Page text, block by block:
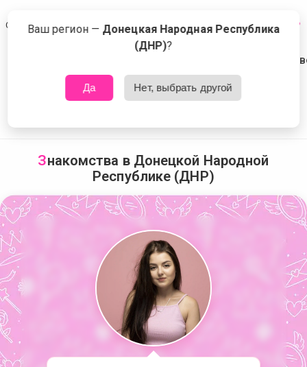
Сейчас знакомятся в Донецкой Народной Республике (ДНР) Что это?
Знакомства в Донецкой Народной
Республике (ДНР)
Ваш регион — Донецкая Народная Республика
(ДНР)?
Да Нет, выбрать другой